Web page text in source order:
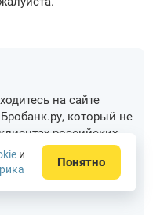
на сайте
который не
российских
обращаться
поддержки Локо-
.
и
Понятно